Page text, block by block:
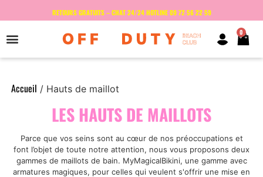
RETOURS GRATUITS – CHAT 24/24 HOTLINE 09 72 56 22 59
0
Accueil / Hauts de maillot
LES HAUTS DE MAILLOTS
Parce que vos seins sont au cœur de nos préoccupations et
font l’objet de toute notre attention, nous vous proposons deux
gammes de maillots de bain. MyMagicalBikini, une gamme avec
armatures magiques, pour celles qui veulent s'offrir une mise en